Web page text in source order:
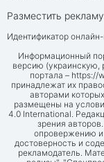
Разместить рекламу
Идентификатор
Информационный
версию (украинскую,
портала – https://
принадлежат их
авторами
размещены на
4.0 International.
зрения
опровержению и
достоверность и
рекламодатель.